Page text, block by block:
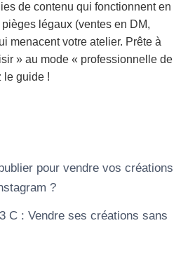
de contenu qui fonctionnent en
légaux (ventes en DM,
menacent votre atelier. Prête à
» au mode « professionnelle de
le guide !
pour vendre vos créations
?
C : Vendre ses créations sans